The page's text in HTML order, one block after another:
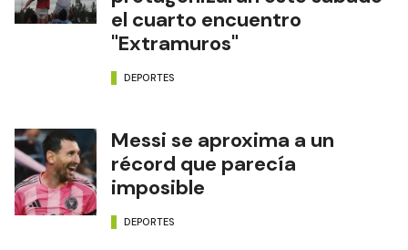
el cuarto encuentro
"Extramuros"
DEPORTES
Messi se aproxima a un
récord que parecía
imposible
DEPORTES